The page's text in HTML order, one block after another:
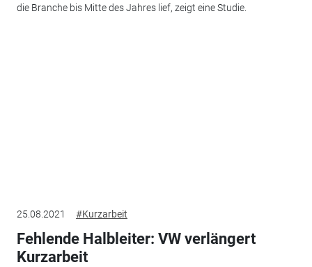
die Branche bis Mitte des Jahres lief, zeigt eine Studie.
25.08.2021 #Kurzarbeit
Fehlende Halbleiter: VW verlängert
Kurzarbeit